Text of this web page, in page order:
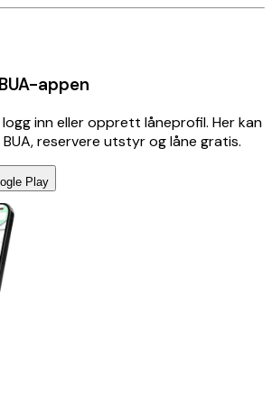
appen
inn eller opprett låneprofil. Her kan
reservere utstyr og låne gratis.
Play